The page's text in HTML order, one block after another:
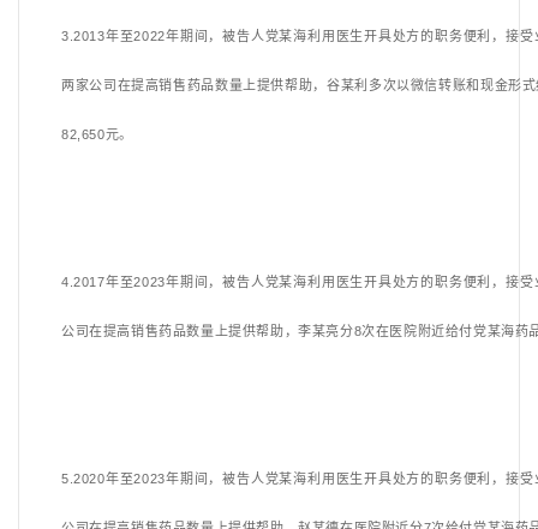
3.2013年至2022年期间，被告人党某海利用医生开具处方的职务便利，接
两家公司在提高销售药品数量上提供帮助，谷某利多次以微信转账和现金形
82,650元。
4.2017年至2023年期间，被告人党某海利用医生开具处方的职务便利，接
公司在提高销售药品数量上提供帮助，李某亮分8次在医院附近给付党某海药
5.2020年至2023年期间，被告人党某海利用医生开具处方的职务便利，接